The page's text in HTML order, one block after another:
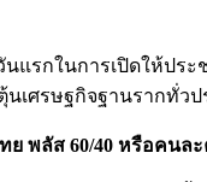
แรกในการเปิดให้ประ
เศรษฐกิจฐานรากทั่วป
พลัส 60/40 หรือคนละ